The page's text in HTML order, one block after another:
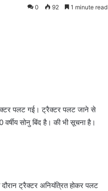
0 92 1 minute read
पलट गई। ट्रैक्टर पलट जाने से
सोनु बिंद है। की भी सूचना है।
ट्रैक्टर अनियंत्रित होकर पलट